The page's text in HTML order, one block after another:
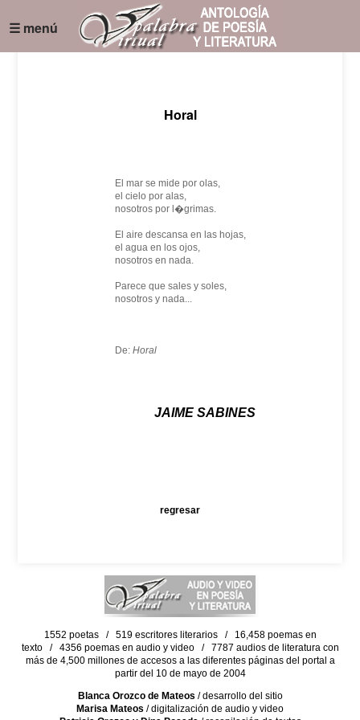
☰ menú
Horal
El mar se mide por olas,
el cielo por alas,
nosotros por l�grimas.
El aire descansa en las hojas,
el agua en los ojos,
nosotros en nada.
Parece que sales y soles,
nosotros y nada...
De: Horal
JAIME SABINES
regresar
1552 poetas / 519 escritores literarios / 16,458 poemas en
texto / 4356 poemas en audio y video / 7787 audios de literatura con
más de 4,500 millones de accesos a las diferentes páginas del portal a
partir del 10 de mayo de 2004
Blanca Orozco de Mateos / desarrollo del sitio
Marisa Mateos / digitalización de audio y video